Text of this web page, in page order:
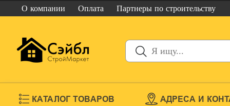
О компании Оплата Партнеры по строительству
КАТАЛОГ ТОВАРОВ АДРЕСА И